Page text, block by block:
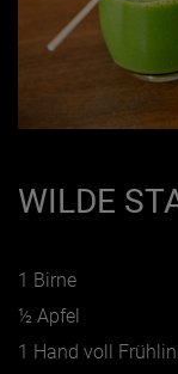
WILDE
1 Birne
½ Apfel
1 Hand voll